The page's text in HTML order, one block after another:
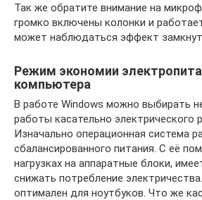
Так же обратите внимание на
громко включены колонки и
может наблюдаться эффект
Режим экономии
компьютера
В работе Windows можно выбирать
работы касательно электрического
Изначально операционная система
сбалансированного питания. С её
нагрузках на аппаратные блоки,
снижать потребление
оптимален для ноутбуков. Что же